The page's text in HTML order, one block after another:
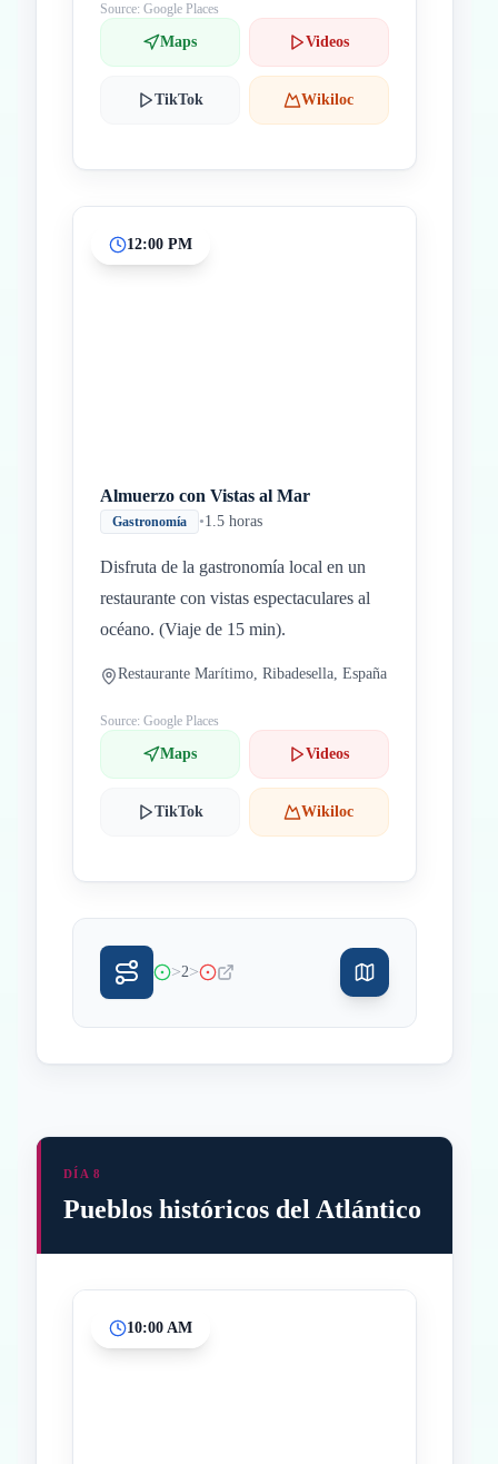
Source: Google Places
Maps Videos
TikTok Wikiloc
12:00 PM
Almuerzo con Vistas al Mar
Gastronomía •1.5 horas
Disfruta de la gastronomía local en un
restaurante con vistas espectaculares al
océano. (Viaje de 15 min).
Restaurante Marítimo, Ribadesella, España
Source: Google Places
Maps Videos
TikTok Wikiloc
>2>
DÍA 8
Pueblos históricos del Atlántico
10:00 AM